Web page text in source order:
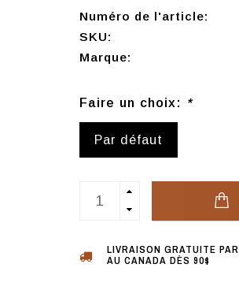
Numéro de l'article:
SKU:
Marque:
Faire un choix: *
Par défaut
LIVRAISON GRATUITE
AU CANADA DÈS 90$